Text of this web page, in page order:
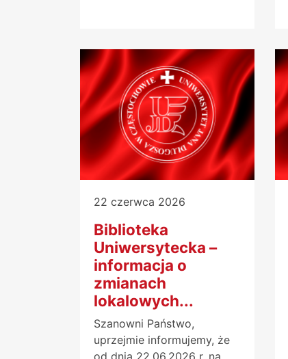
22 czerwca 2026
Biblioteka
Uniwersytecka –
informacja o
zmianach
lokalowych...
Szanowni Państwo,
uprzejmie informujemy, że